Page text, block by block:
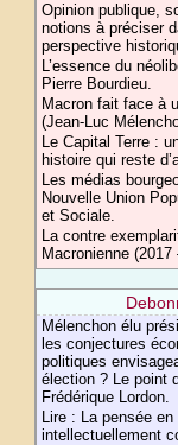
Opinion publique,
notions à préciser
perspective
L’essence du
Pierre Bourdieu.
Macron fait face à
(Jean-Luc
Le Capital Terre :
histoire qui reste
Les médias
Nouvelle Union
et Sociale.
La contre
Macronienne (2017
Mélenchon élu
les conjectures
politiques
élection ? Le point
Frédérique Lordon.
Lire : La pensée en
intellectuellement